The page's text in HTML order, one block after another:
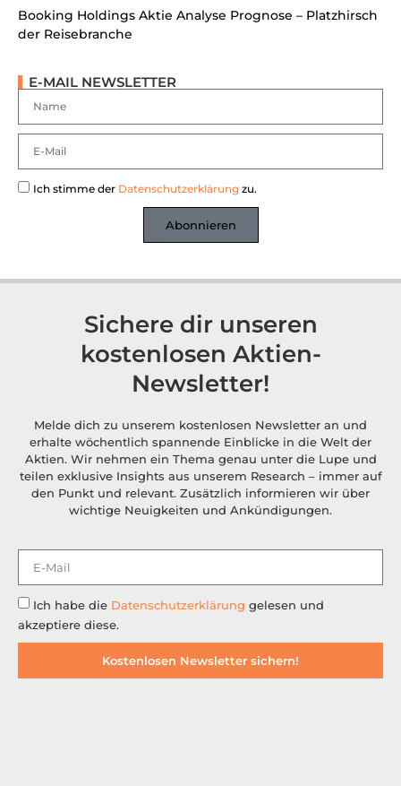
Booking Holdings Aktie Analyse Prognose – Platzhirsch
der Reisebranche
E-MAIL NEWSLETTER
Ich stimme der Datenschutzerklärung zu.
Abonnieren
Sichere dir unseren
kostenlosen Aktien-
Newsletter!
Melde dich zu unserem kostenlosen Newsletter an und
erhalte wöchentlich spannende Einblicke in die Welt der
Aktien. Wir nehmen ein Thema genau unter die Lupe und
teilen exklusive Insights aus unserem Research – immer auf
den Punkt und relevant. Zusätzlich informieren wir über
wichtige Neuigkeiten und Ankündigungen.
Ich habe die Datenschutzerklärung gelesen und
akzeptiere diese.
Kostenlosen Newsletter sichern!